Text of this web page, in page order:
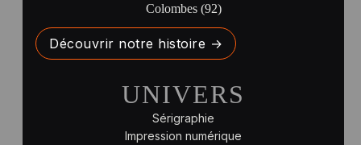
Colombes (92)
Découvrir notre histoire →
UNIVERS
Sérigraphie
Impression numérique